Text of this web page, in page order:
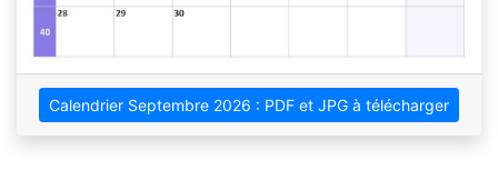
Calendrier Septembre 2026 : PDF et JPG à télécharger